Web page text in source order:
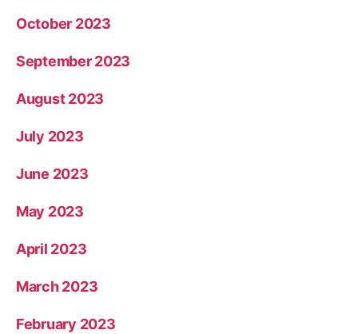
October 2023
September 2023
August 2023
July 2023
June 2023
May 2023
April 2023
March 2023
February 2023